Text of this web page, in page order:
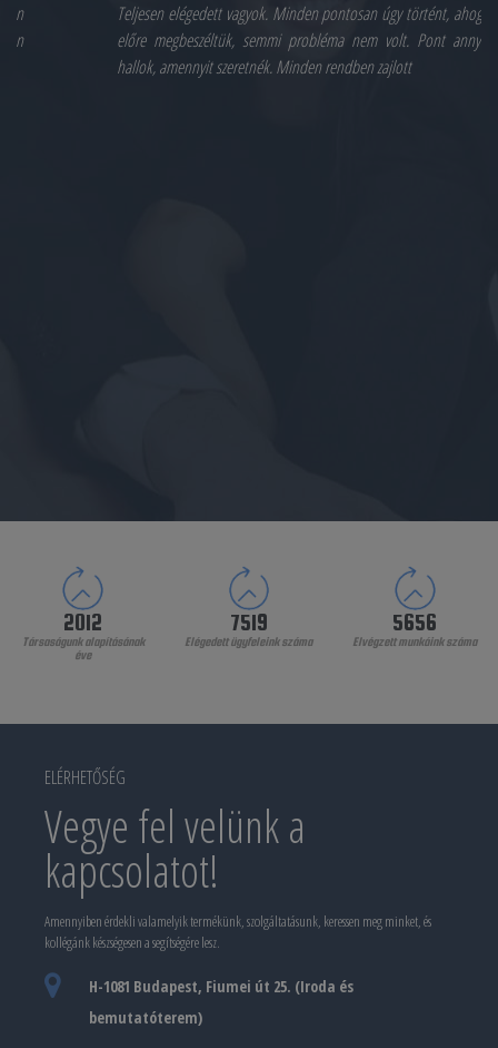
Teljesen elégedett vagyok. Minden pontosan úgy történt, ahogy
előre megbeszéltük, semmi probléma nem volt. Pont annyit
hallok, amennyit szeretnék. Minden rendben zajlott
2010
Társaságunk alapításának
éve
8355
Elégedett ügyfeleink száma
6743
Elvégzett munkáink száma
ELÉRHETŐSÉG
Vegye fel velünk a
kapcsolatot!
Amennyiben érdekli valamelyik termékünk, szolgáltatásunk, keressen meg minket, és
kollégánk készségesen a segítségére lesz.
H-1081 Budapest, Fiumei út 25. (Iroda és
bemutatóterem)